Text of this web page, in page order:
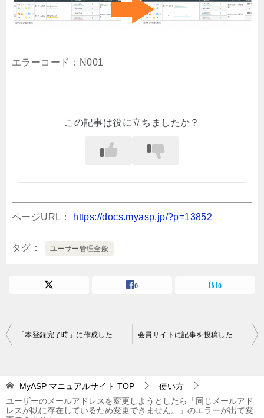
エラーコード：N001
この記事は役に立ちましたか？
ページURL： https://docs.myasp.jp/?p=13852
タグ ユーザー管理全般
0 0
投
ビ
ゲ
「本登録完了時」に作成したステップメールを「本登録中」に簡単に移動する方法はありますか？ 会員サイトに記事を投稿したらユーザー（読者）に通知することはできますか？
MyASP マニュアルサイト TOP
使い方
ユーザーのメールアドレスを変更しようとしたら「同じメールアド
レスが既に存在しているため変更できません。」のエラーが出て変